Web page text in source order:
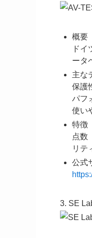
概要
ドイ
ータ
主な
保護
パフ
使い
特徴
点数
リテ
公式
3. SE